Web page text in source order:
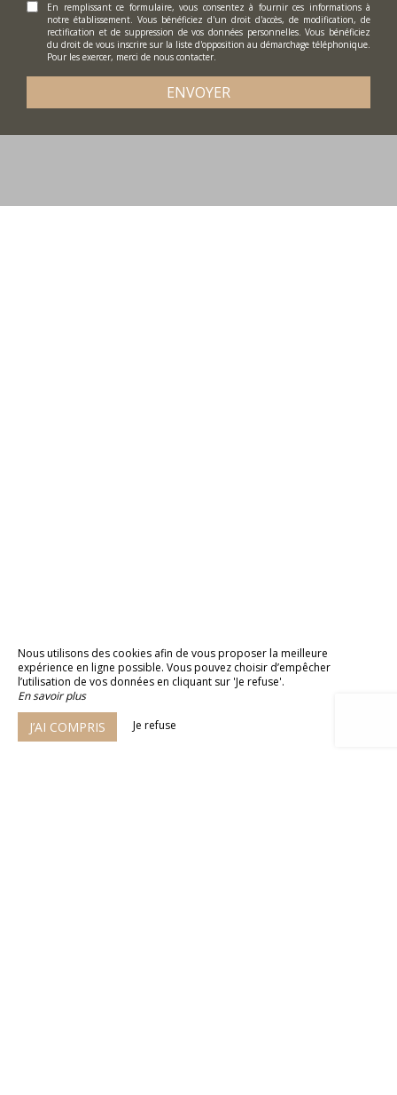
En remplissant ce formulaire, vous consentez à fournir ces informations à
notre établissement. Vous bénéficiez d'un droit d'accès, de modification, de
rectification et de suppression de vos données personnelles. Vous bénéficiez
du droit de vous inscrire sur la liste d'opposition au démarchage téléphonique.
Pour les exercer, merci de nous contacter.
ENVOYER
Nous utilisons des cookies afin de vous proposer la meilleure
expérience en ligne possible. Vous pouvez choisir d’empêcher
l’utilisation de vos données en cliquant sur 'Je refuse'.
En savoir plus
J’AI COMPRIS Je refuse